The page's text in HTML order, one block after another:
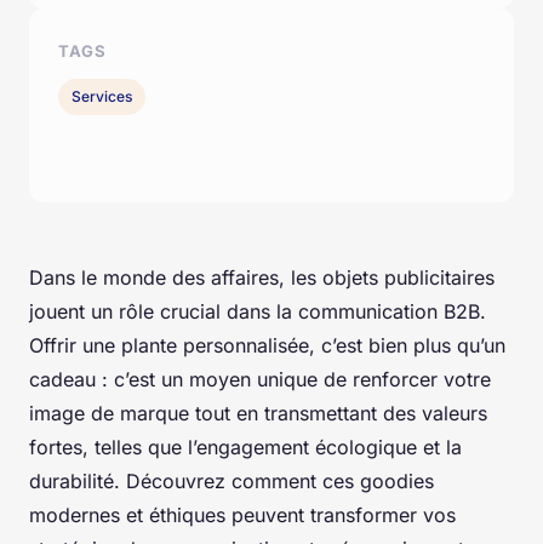
Dans le monde des affaires, les objets publicitaires
jouent un rôle crucial dans la communication B2B.
Offrir une plante personnalisée, c’est bien plus qu’un
cadeau : c’est un moyen unique de renforcer votre
image de marque tout en transmettant des valeurs
fortes, telles que l’engagement écologique et la
durabilité. Découvrez comment ces goodies
modernes et éthiques peuvent transformer vos
TAGS
Services